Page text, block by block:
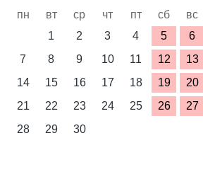
пн вт ср чт пт сб
вс
1
2 3 4 5
6
7
8 9 10 11 12
13
14
15 16 17 18 19
20
21
22 23 24 25 26
27
28
29 30